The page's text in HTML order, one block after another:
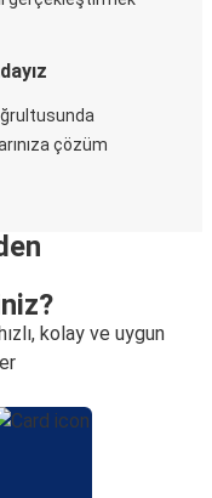
çözüm
kolay ve uygun